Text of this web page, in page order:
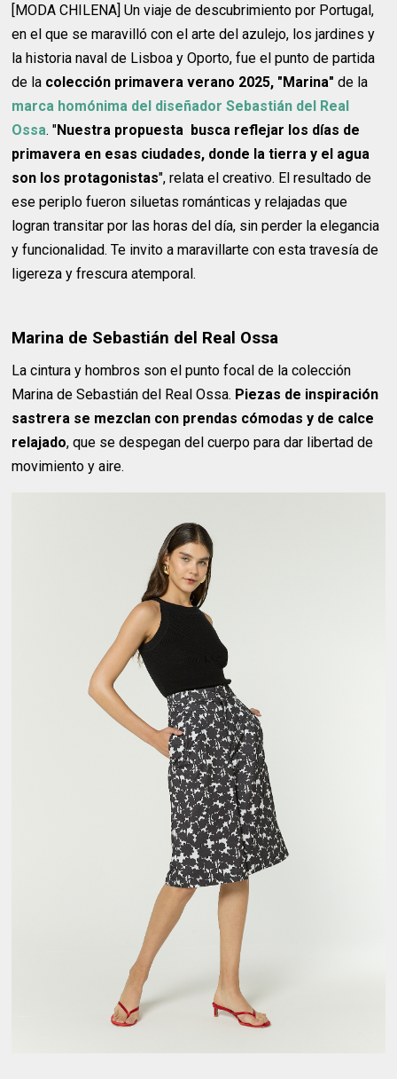
[MODA CHILENA] Un viaje de descubrimiento por Portugal,
en el que se maravilló con el arte del azulejo, los jardines y
la historia naval de Lisboa y Oporto, fue el punto de partida
de la colección primavera verano 2025, "Marina" de la
marca homónima del diseñador Sebastián del Real
Ossa. "Nuestra propuesta busca reflejar los días de
primavera en esas ciudades, donde la tierra y el agua
son los protagonistas", relata el creativo. El resultado de
ese periplo fueron siluetas románticas y relajadas que
logran transitar por las horas del día, sin perder la elegancia
y funcionalidad. Te invito a maravillarte con esta travesía de
ligereza y frescura atemporal.
Marina de Sebastián del Real Ossa
La cintura y hombros son el punto focal de la colección
Marina de Sebastián del Real Ossa. Piezas de inspiración
sastrera se mezclan con prendas cómodas y de calce
relajado, que se despegan del cuerpo para dar libertad de
movimiento y aire.